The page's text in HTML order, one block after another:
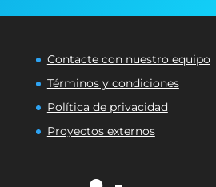
Contacte con nuestro equipo
Términos y condiciones
Política de privacidad
Proyectos externos